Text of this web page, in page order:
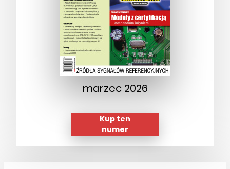
marzec 2026
Kup ten
numer